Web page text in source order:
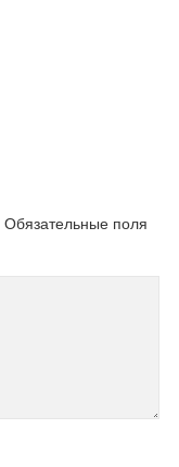
Обязательные поля